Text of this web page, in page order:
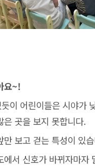
요~!
이 어린이들은 시야가
은 곳을 보지 못합니다.
만 보고 걷는 특성이 있
에서 신호가 바뀌자마자